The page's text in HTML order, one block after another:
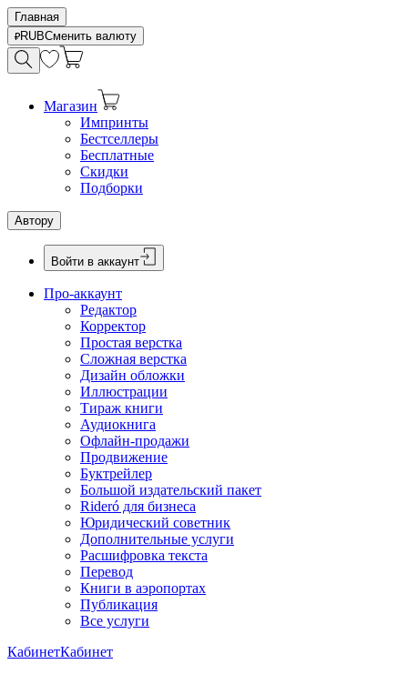
Главная
RUBСменить валюту
Магазин
Импринты
Бестселлеры
Бесплатные
Скидки
Подборки
Автору
Войти в аккаунт
Про-аккаунт
Редактор
Корректор
Простая верстка
Сложная верстка
Дизайн обложки
Иллюстрации
Тираж книги
Аудиокнига
Офлайн-продажи
Продвижение
Буктрейлер
Большой издательский пакет
Rideró для бизнеса
Юридический советник
Дополнительные услуги
Расшифровка текста
Перевод
Книги в аэропортах
Публикация
Все услуги
КабинетКабинет